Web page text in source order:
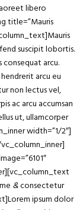
libero
title=”Mauris
suscipit lobortis.
consequat arcu.
arcu eu
non lectus vel,
ac arcu accumsan
ut, ullamcorper
width=”1/2″]
&consectetur
ipsum dolor